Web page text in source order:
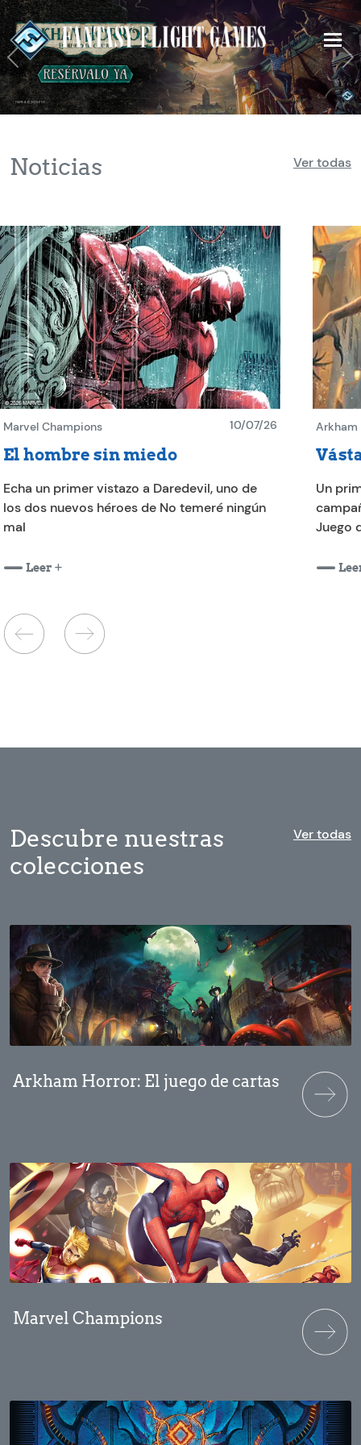
Previous
Noticias Ver todas
Marvel Champions 10/07/26
El hombre sin miedo
Echa un primer vistazo a Daredevil, uno de
los dos nuevos héroes de No temeré ningún
mal
Leer
Arkham
Un
Juego
Descubre nuestras
colecciones
Ver todas
Arkham Horror: El juego de cartas
Marvel Champions